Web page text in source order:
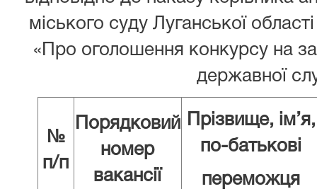
міського суду Луганської
«Про оголошення конкурсу на
державної
№
п/п
Порядковий
номер
вакансії
Прізвище, ім’я,
по-батькові
переможця